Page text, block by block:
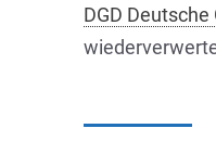
DGD